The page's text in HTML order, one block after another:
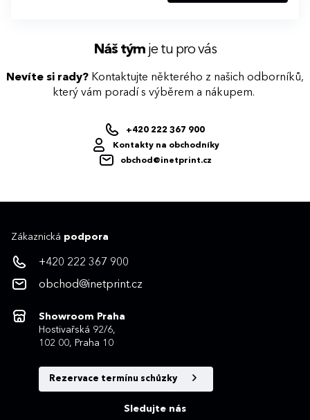
Náš týmje tu pro vás
Nevíte si rady? Kontaktujte některého z našich odborníků,
který vám poradí s výběrem a nákupem.
+420 222 367 900
Kontakty na obchodníky
obchod@inetprint.cz
Zákaznická podpora
+420 222 367 900
obchod@inetprint.cz
Showroom Praha
Hostivařská 92/6,
102 00, Praha 10
Rezervace termínu schůzky
Sledujte nás